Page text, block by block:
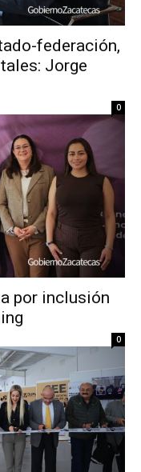
federación,
Jorge
0
por inclusión
0